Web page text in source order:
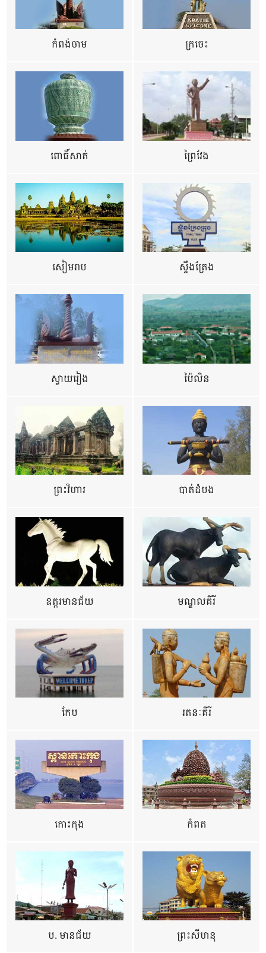
កំពង់ចាម ក្រចេះ
ពោធិ៍សាត់ ព្រៃវែង
សៀមរាប ស្ទឹងត្រែង
ស្វាយរៀង ប៉ៃលិន
ព្រះវិហារ បាត់ដំបង
ឧត្ដរមានជ័យ មណ្ឌលគីរី
កែប រតនៈគីរី
កោះកុង កំពត
ប. មានជ័យ ព្រះសីហនុ